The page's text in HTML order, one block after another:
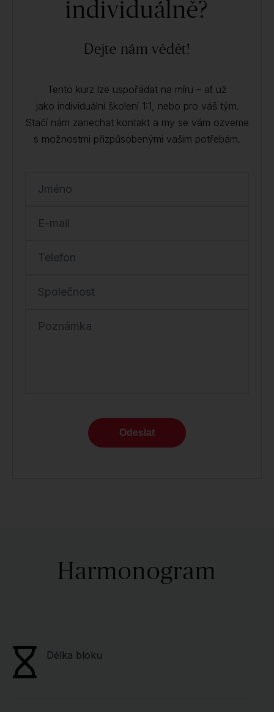
individuálně?
Dejte nám vědět!
Tento kurz lze uspořádat na míru – ať už
jako individuální školení 1:1, nebo pro váš tým.
Stačí nám zanechat kontakt a my se vám ozveme
s možnostmi přizpůsobenými vašim potřebám.
Jméno
E-mail
Telefon
Společnost
Poznámka
Odeslat
Harmonogram
Délka bloku